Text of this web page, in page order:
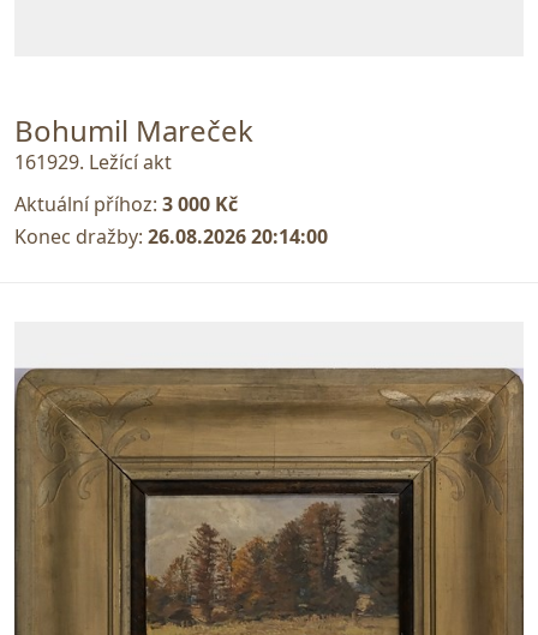
Bohumil Mareček
161929. Ležící akt
Aktuální příhoz: 3 000 Kč
Konec dražby: 26.08.2026 20:14:00